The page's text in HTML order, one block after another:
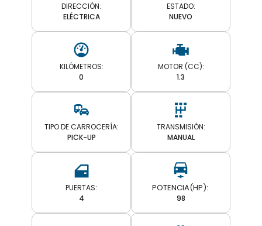
DIRECCIÓN:
ELÉCTRICA
ESTADO:
NUEVO
KILÓMETROS:
0
MOTOR (CC):
1.3
TIPO DE CARROCERÍA:
PICK-UP
TRANSMISIÓN:
MANUAL
PUERTAS:
4
98